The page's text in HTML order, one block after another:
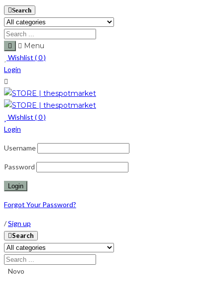
Search
Menu
Wishlist (0)
Login
Wishlist (0)
Login
Username
Password
Forgot Your Password?
/Sign up
Search
Novo